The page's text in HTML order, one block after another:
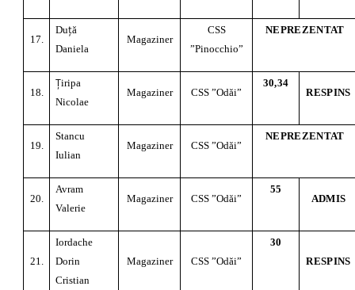
17.
Duţă
Daniela
Magaziner
CSS
”Pinocchio”
NEPREZENTAT
18.
Ţiripa
Nicolae
Magaziner CSS ”Odăi”
30,34
RESPINS
19.
Stancu
Iulian
Magaziner CSS ”Odăi”
NEPREZENTAT
20.
Avram
Valerie
Magaziner CSS ”Odăi”
55
ADMIS
21.
Iordache
Dorin
Cristian
Magaziner CSS ”Odăi”
30
RESPINS